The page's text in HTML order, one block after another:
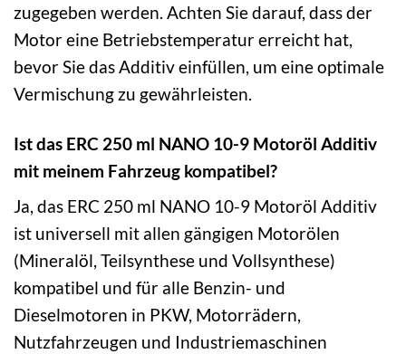
zugegeben werden. Achten Sie darauf, dass der
Motor eine Betriebstemperatur erreicht hat,
bevor Sie das Additiv einfüllen, um eine optimale
Vermischung zu gewährleisten.
Ist das ERC 250 ml NANO 10-9 Motoröl Additiv
mit meinem Fahrzeug kompatibel?
Ja, das ERC 250 ml NANO 10-9 Motoröl Additiv
ist universell mit allen gängigen Motorölen
(Mineralöl, Teilsynthese und Vollsynthese)
kompatibel und für alle Benzin- und
Dieselmotoren in PKW, Motorrädern,
Nutzfahrzeugen und Industriemaschinen